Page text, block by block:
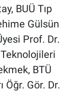
BUÜ Tıp
Gülsün
Prof. Dr.
BTÜ
Öğr. Gör. Dr.